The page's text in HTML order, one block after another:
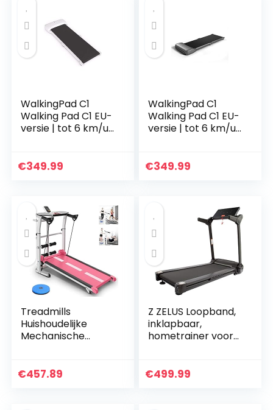
WalkingPad C1
Walking Pad C1 EU-
versie | tot 6 km/u |
inklapbaar plat
€349.99
WalkingPad C1
Walking Pad C1 EU-
versie | tot 6 km/u |
inklapbaar plat
€349.99
Treadmills
Huishoudelijke
Mechanische
Thuis Fitness
€457.89
Z ZELUS Loopband,
inklapbaar,
hometrainer voor
programma’s
€499.99